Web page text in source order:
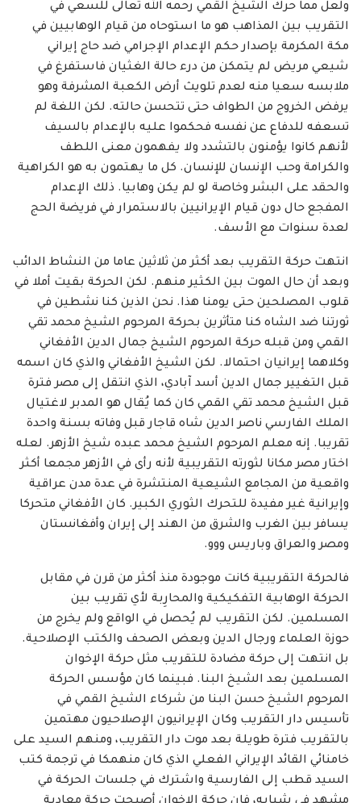
ولعل مما حرك الشيخ القمي رحمه الله تعالى للسعي في
التقريب بين المذاهب هو ما استوحاه من قيام الوهابيين في
مكة المكرمة بإصدار حكم الإعدام الإجرامي ضد حاج إيراني
شيعي مريض لم يتمكن من درء حالة الغثيان فاستفرغ في
ملابسه سعيا منه لعدم تلويث أرض الكعبة المشرفة وهو
يرفض الخروج من الطواف حتى تتحسن حالته. لكن اللغة لم
تسعفه للدفاع عن نفسه فحكموا عليه بالإعدام بالسيف
لأنهم كانوا يؤمنون بالتشدد ولا يفهمون معنى اللطف
والكرامة وحب الإنسان للإنسان. كل ما يهتمون به هو الكراهية
والحقد على البشر وخاصة لو لم يكن وهابيا. ذلك الإعدام
المفجع حال دون قيام الإيرانيين بالاستمرار في فريضة الحج
لعدة سنوات مع الأسف.
انتهت حركة التقريب بعد أكثر من ثلاثين عاما من النشاط الدائب
وبعد أن حال الموت بين الكثير منهم. لكن الحركة بقيت أملا في
قلوب المصلحين حتى يومنا هذا. نحن الذين كنا نشطين في
ثورتنا ضد الشاه كنا متأثرين بحركة المرحوم الشيخ محمد تقي
القمي ومن قبله حركة المرحوم الشيخ جمال الدين الأفغاني
وكلاهما إيرانيان احتمالا. لكن الشيخ الأفغاني والذي كان اسمه
قبل التغيير جمال الدين أسد آبادي، الذي انتقل إلى مصر فترة
قبل الشيخ محمد تقي القمي كان كما يُقال هو المدبر لاغتيال
الملك الفارسي ناصر الدين شاه قاجار قبل وفاته بسنة واحدة
تقريبا. إنه معلم المرحوم الشيخ محمد عبده شيخ الأزهر. لعله
اختار مصر مكانا لثورته التقريبية لأنه رأى في الأزهر مجمعا أكثر
واقعية من المجامع الشيعية المنتشرة في عدة مدن عراقية
وإيرانية غير مفيدة للتحرك الثوري الكبير. كان الأفغاني متحركا
يسافر بين الغرب والشرق من الهند إلى إيران وأفغانستان
ومصر والعراق وباريس ووو.
فالحركة التقريبية كانت موجودة منذ أكثر من قرن في مقابل
الحركة الوهابية التفكيكية والمحارِبة لأي تقريب بين
المسلمين. لكن التقريب لم يُحصل في الواقع ولم يخرج من
حوزة العلماء ورجال الدين وبعض الصحف والكتب الإصلاحية.
بل انتهت إلى حركة مضادة للتقريب مثل حركة الإخوان
المسلمين بعد الشيخ البنا. فبينما كان مؤسس الحركة
المرحوم الشيخ حسن البنا من شركاء الشيخ القمي في
تأسيس دار التقريب وكان الإيرانيون الإصلاحيون مهتمين
بالتقريب فترة طويلة بعد موت دار التقريب، ومنهم السيد على
خامنائي القائد الإيراني الفعلي الذي كان منهمكا في ترجمة كتب
السيد قطب إلى الفارسية واشترك في جلسات الحركة في